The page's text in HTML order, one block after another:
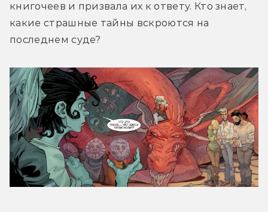
книгочеев и призвала их к ответу. Кто знает,
какие страшные тайны вскроются на
последнем суде?